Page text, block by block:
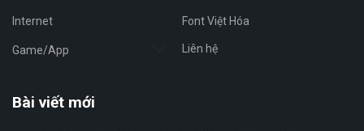
Internet Font Việt Hóa
Game/App Liên hệ
Bài viết mới